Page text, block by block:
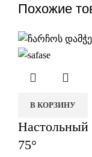
Похожие
В КОРЗИНУ
Настольный
75°